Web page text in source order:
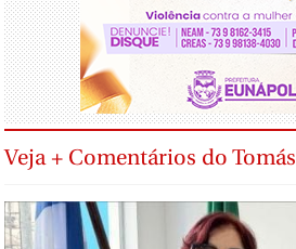
Veja + Comentários do Tomás